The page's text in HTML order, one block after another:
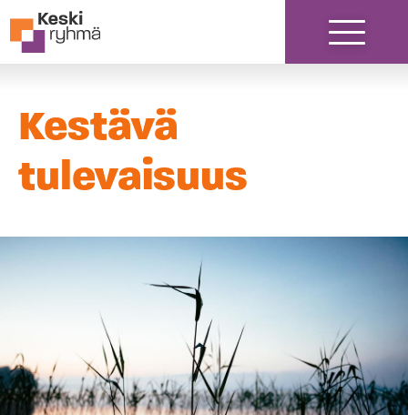
Siirry sisältöön
Kestävä
tulevaisuus